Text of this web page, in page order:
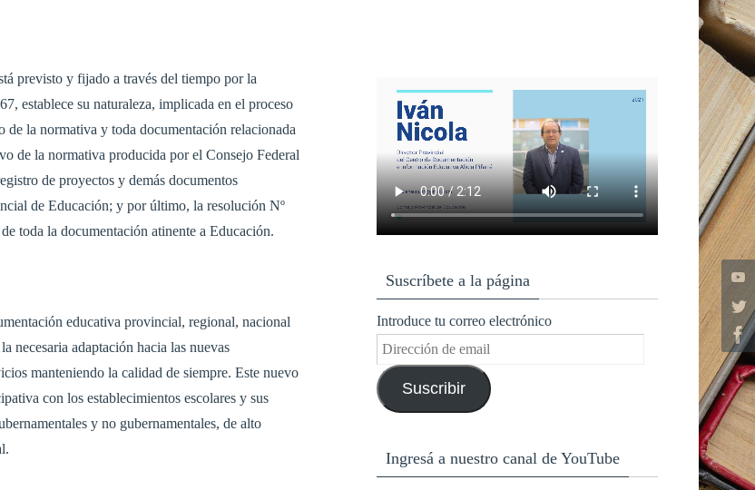
previsto y fijado a través del tiempo por la
establece su naturaleza, implicada en el proceso
la normativa y toda documentación relacionada
de la normativa producida por el Consejo Federal
de proyectos y demás documentos
de Educación; y por último, la resolución Nº
toda la documentación atinente a Educación.
educativa provincial, regional, nacional
necesaria adaptación hacia las nuevas
manteniendo la calidad de siempre. Este nuevo
con los establecimientos escolares y sus
y no gubernamentales, de alto
Suscríbete a la página
Introduce tu correo electrónico
Dirección
de
emailSuscribir
Ingresá a nuestro canal de YouTube